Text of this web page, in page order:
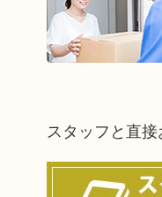
スタッフと直